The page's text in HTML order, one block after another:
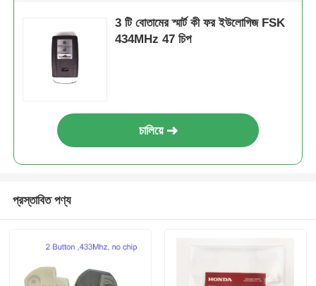
3 টি বোতামের স্মার্ট কী ফর ইউলোগিজ FSK
434MHz 47 চিপ
চালিয়ে
প্রস্তাবিত পণ্য